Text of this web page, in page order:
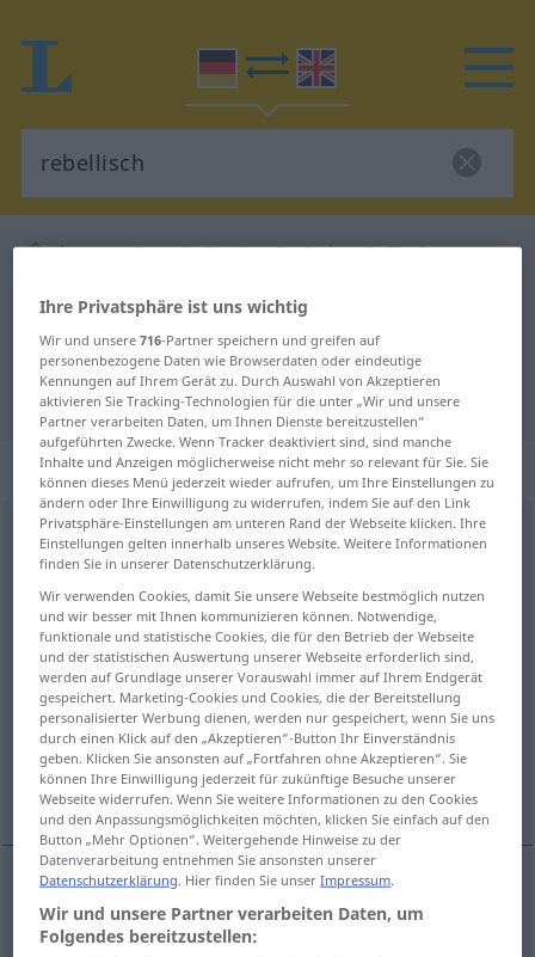
Deutsch-Englisch Wörterbuch rebellisch
Deutsch-Englisch Übersetzung für
"rebellisch"
"rebellisch" Englisch Übersetzung
„rebellisch“: Adjektiv
rebellischadj
Übersicht aller Übersetzungen
(Für mehr Details die Übersetzung anklicken/antippen)
rebellious, rebel
insurgent, insurrectionary, insurrectional
mutinous Weitere Beispiele...
rebellious, rebel ( ATTR) rebellischaufrührerisch
Ihre Privatsphäre ist uns wichtig
Wir und unsere716-Partner speichern und greifen auf
personenbezogene Daten wie Browserdaten oder eindeutige
Kennungen auf Ihrem Gerät zu. Durch Auswahl von Akzeptieren
aktivieren Sie Tracking-Technologien für die unter „Wir und unsere
Partner verarbeiten Daten, um Ihnen Dienste bereitzustellen“
aufgeführten Zwecke. Wenn Tracker deaktiviert sind, sind manche
Inhalte und Anzeigen möglicherweise nicht mehr so relevant für Sie. Sie
können dieses Menü jederzeit wieder aufrufen, um Ihre Einstellungen zu
ändern oder Ihre Einwilligung zu widerrufen, indem Sie auf den Link
Privatsphäre-Einstellungen am unteren Rand der Webseite klicken. Ihre
Einstellungen gelten innerhalb unseres Website. Weitere Informationen
finden Sie in unserer Datenschutzerklärung.
Wir verwenden Cookies, damit Sie unsere Webseite bestmöglich nutzen
und wir besser mit Ihnen kommunizieren können. Notwendige,
funktionale und statistische Cookies, die für den Betrieb der Webseite
und der statistischen Auswertung unserer Webseite erforderlich sind,
werden auf Grundlage unserer Vorauswahl immer auf Ihrem Endgerät
gespeichert. Marketing-Cookies und Cookies, die der Bereitstellung
personalisierter Werbung dienen, werden nur gespeichert, wenn Sie uns
durch einen Klick auf den „Akzeptieren“-Button Ihr Einverständnis
geben. Klicken Sie ansonsten auf „Fortfahren ohne Akzeptieren“. Sie
können Ihre Einwilligung jederzeit für zukünftige Besuche unserer
Webseite widerrufen. Wenn Sie weitere Informationen zu den Cookies
und den Anpassungsmöglichkeiten möchten, klicken Sie einfach auf den
Button „Mehr Optionen“. Weitergehende Hinweise zu der
Datenverarbeitung entnehmen Sie ansonsten unserer
Datenschutzerklärung. Hier finden Sie unserImpressum.
Wir und unsere Partner verarbeiten Daten, um
Folgendes bereitzustellen: